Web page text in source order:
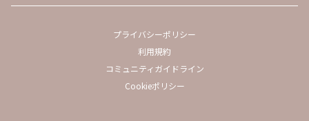
プライバシーポリシー
利用規約
コミュニティガイドライン
Cookieポリシー